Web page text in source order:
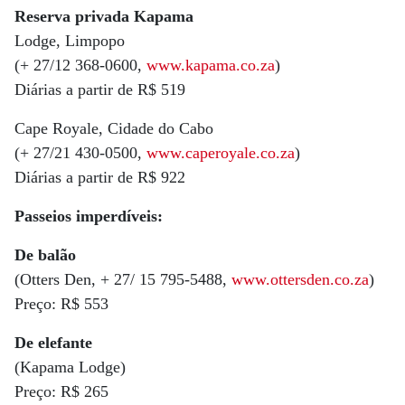
Reserva privada Kapama
Lodge, Limpopo
(+ 27/12 368-0600, www.kapama.co.za)
Diárias a partir de R$ 519
Cape Royale, Cidade do Cabo
(+ 27/21 430-0500, www.caperoyale.co.za)
Diárias a partir de R$ 922
Passeios imperdíveis:
De balão
(Otters Den, + 27/ 15 795-5488, www.ottersden.co.za)
Preço: R$ 553
De elefante
(Kapama Lodge)
Preço: R$ 265